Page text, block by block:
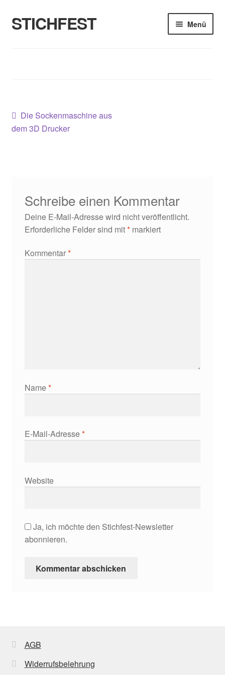
Zur
Navigation
Zum
Inhalt
STICHFEST Menü
About me
Beitragsnavigation
Vorheriger
Beitrag:
Die Sockenmaschine aus
dem 3D Drucker
Schreibe einen Kommentar
Deine E-Mail-Adresse wird nicht veröffentlicht.
Erforderliche Felder sind mit*markiert
Kommentar*
Name*
E-Mail-Adresse*
Website
Ja, ich möchte den Stichfest-Newsletter
abonnieren.
AGB
Widerrufsbelehrung